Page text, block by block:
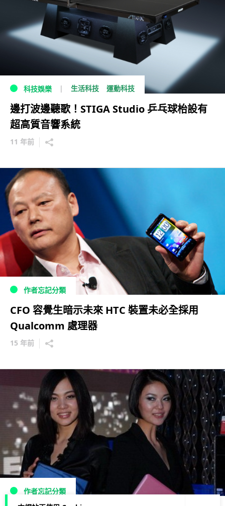
科技娛樂 生活科技 運動科技
邊打波邊聽歌！STIGA Studio 乒乓球枱設有
超高質音響系統
11 年前
作者忘記分類
CFO 容覺生暗示未來 HTC 裝置未必全採用
Qualcomm 處理器
15 年前
作者忘記分類